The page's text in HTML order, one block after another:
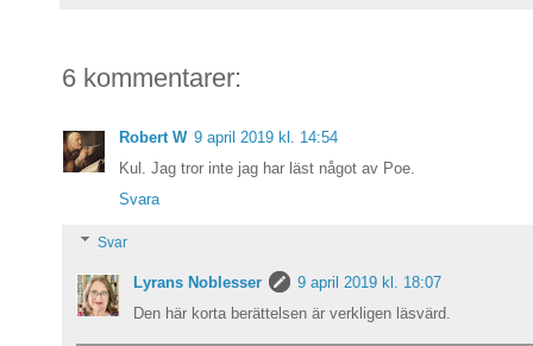
6 kommentarer:
Robert W 9 april 2019 kl. 14:54
Kul. Jag tror inte jag har läst något av Poe.
Svara
Svar
Lyrans Noblesser
9 april 2019 kl. 18:07
Den här korta berättelsen är verkligen läsvärd.